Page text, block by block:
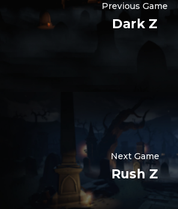
Previous Game
Dark Z
Next Game
Rush Z